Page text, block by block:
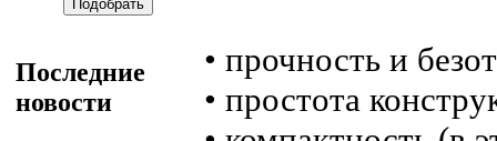
Последние
новости
• прочность и
• простота